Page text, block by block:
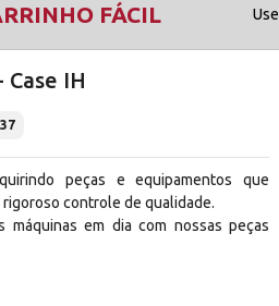
FÁCIL
IH
peças e equipamentos que
rigoroso controle de qualidade.
máquinas em dia com nossas peças